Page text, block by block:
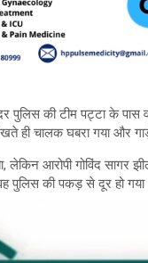
पुलिस की टीम पट्टा के पास
ही चालक घबरा गया और
लेकिन आरोपी गोविंद सागर
पुलिस की पकड़ से दूर हो